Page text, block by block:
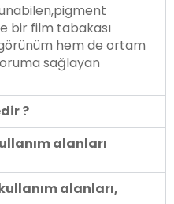
bir film tabakası
hem de ortam
sağlayan
?
alanları
alanları,